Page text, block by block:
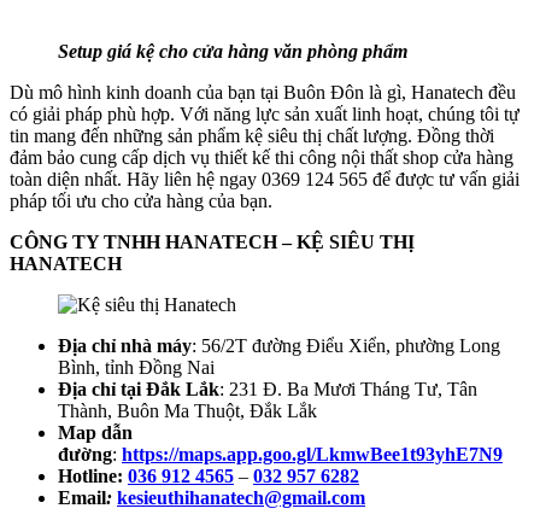
Setup giá kệ cho cửa hàng văn phòng phẩm
Dù mô hình kinh doanh của bạn tại Buôn Đôn là gì, Hanatech đều
có giải pháp phù hợp. Với năng lực sản xuất linh hoạt, chúng tôi tự
tin mang đến những sản phẩm kệ siêu thị chất lượng. Đồng thời
đảm bảo cung cấp dịch vụ thiết kế thi công nội thất shop cửa hàng
toàn diện nhất. Hãy liên hệ ngay 0369 124 565 để được tư vấn giải
pháp tối ưu cho cửa hàng của bạn.
CÔNG TY TNHH HANATECH – KỆ SIÊU THỊ
HANATECH
Địa chỉ nhà máy: 56/2T đường Điểu Xiển, phường Long
Bình, tỉnh Đồng Nai
Địa chỉ tại Đắk Lắk: 231 Đ. Ba Mươi Tháng Tư, Tân
Thành, Buôn Ma Thuột, Đắk Lắk
Map dẫn
đường: https://maps.app.goo.gl/LkmwBee1t93yhE7N9
Hotline: 036 912 4565 – 032 957 6282
Email: kesieuthihanatech@gmail.com